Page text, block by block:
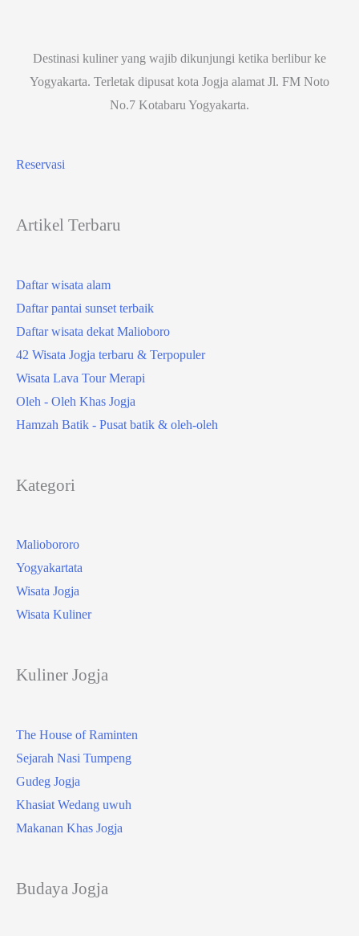
Destinasi kuliner yang wajib dikunjungi ketika berlibur ke
Yogyakarta. Terletak dipusat kota Jogja alamat Jl. FM Noto
No.7 Kotabaru Yogyakarta.
Reservasi
Artikel Terbaru
Daftar wisata alam
Daftar pantai sunset terbaik
Daftar wisata dekat Malioboro
42 Wisata Jogja terbaru & Terpopuler
Wisata Lava Tour Merapi
Oleh - Oleh Khas Jogja
Hamzah Batik - Pusat batik & oleh-oleh
Kategori
Maliobororo
Yogyakartata
Wisata Jogja
Wisata Kuliner
Kuliner Jogja
The House of Raminten
Sejarah Nasi Tumpeng
Gudeg Jogja
Khasiat Wedang uwuh
Makanan Khas Jogja
Budaya Jogja